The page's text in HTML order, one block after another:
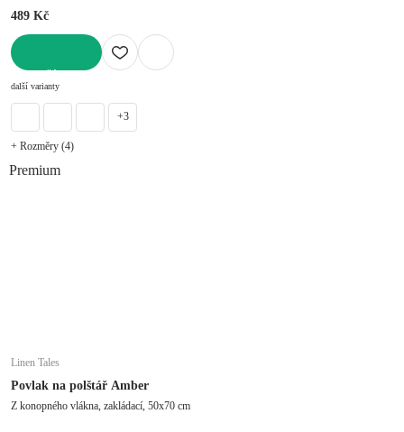
489 Kč
další varianty
+3
+ Rozměry (4)
Premium
Linen Tales
Povlak na polštář Amber
Z konopného vlákna, zakládací, 50x70 cm